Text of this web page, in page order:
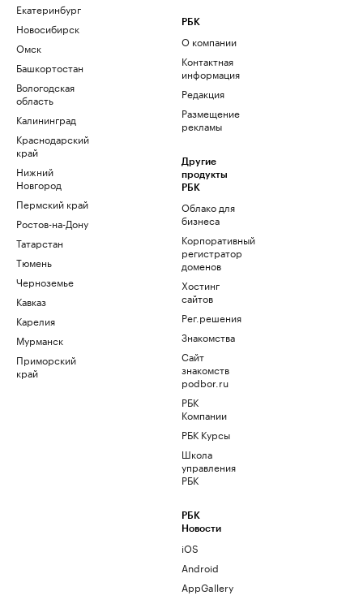
Екатеринбург
Новосибирск
Омск
Башкортостан
Вологодская
область
Калининград
Краснодарский
край
Нижний
Новгород
Пермский край
Ростов-на-Дону
Татарстан
Тюмень
Черноземье
Кавказ
Карелия
Мурманск
Приморский
край
РБК
О компании
Контактная
информация
Редакция
Размещение
рекламы
Другие
продукты
РБК
Облако для
бизнеса
Корпоративный
регистратор
доменов
Хостинг
сайтов
Рег.решения
Знакомства
Сайт
знакомств
podbor.ru
РБК
Компании
РБК Курсы
Школа
управления
РБК
РБК
Новости
iOS
Android
AppGallery